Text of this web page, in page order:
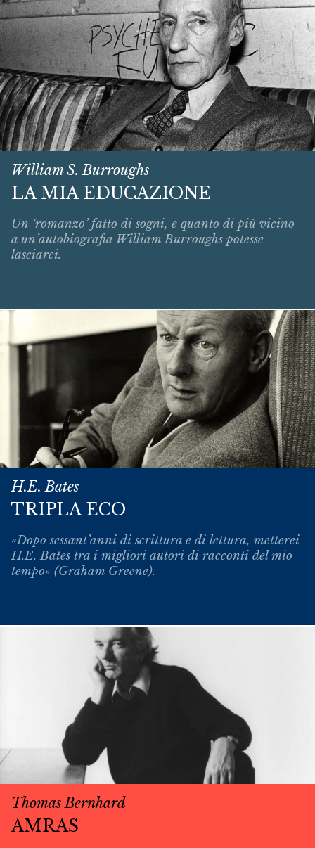
William S. Burroughs
LA MIA EDUCAZIONE
Un ‘romanzo’ fatto di sogni, e quanto di più vicino
a un’autobiografia William Burroughs potesse
lasciarci.
H.E. Bates
TRIPLA ECO
«Dopo sessant’anni di scrittura e di lettura, metterei
H.E. Bates tra i migliori autori di racconti del mio
tempo» (Graham Greene).
Thomas Bernhard
AMRAS